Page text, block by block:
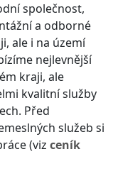
společnost,
a odborné
, ale i na území
nejlevnější
kraji, ale
kvalitní služby
Před
služeb si
(viz ceník